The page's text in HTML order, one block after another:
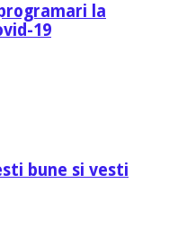
la
19
bune si vesti